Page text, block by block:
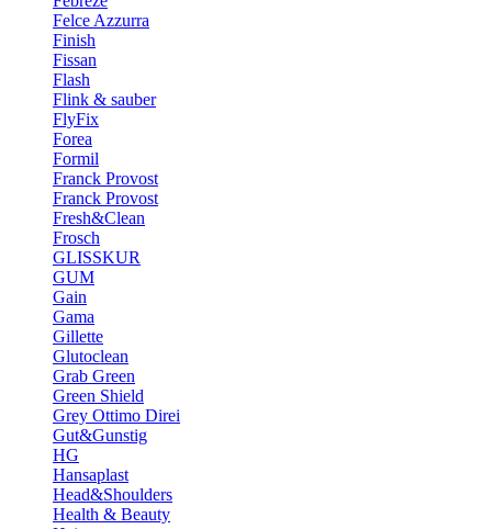
Felce Azzurra
Finish
Fissan
Flash
Flink & sauber
FlyFix
Forea
Formil
Franck Provost
Franck Provost
Fresh&Clean
Frosch
GLISSKUR
GUM
Gain
Gama
Gillette
Glutoclean
Grab Green
Green Shield
Grey Ottimo Direi
Gut&Gunstig
HG
Hansaplast
Head&Shoulders
Health & Beauty